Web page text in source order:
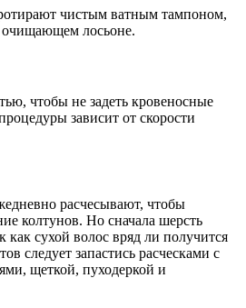
чистым ватным тампоном,
лосьоне.
чтобы не задеть кровеносные
зависит от скорости
расчесывают, чтобы
колтунов. Но сначала шерсть
как сухой волос вряд ли получится
следует запастись расческами с
щеткой, пуходеркой и